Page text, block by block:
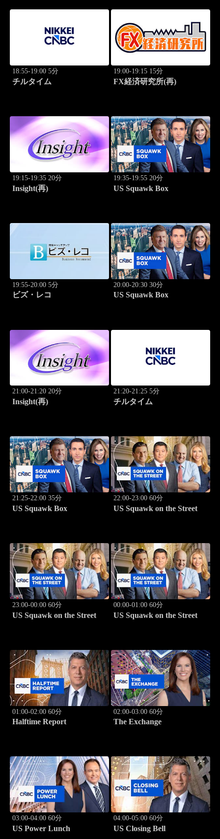
18:55-19:00 5分
チルタイム
19:00-19:15 15分
FX経済研究所(再)
19:15-19:35 20分
Insight(再)
19:35-19:55 20分
US Squawk Box
19:55-20:00 5分
ビズ・レコ
20:00-20:30 30分
US Squawk Box
21:00-21:20 20分
Insight(再)
21:20-21:25 5分
チルタイム
21:25-22:00 35分
US Squawk Box
22:00-23:00 60分
US Squawk on the Street
23:00-00:00 60分
US Squawk on the Street
00:00-01:00 60分
US Squawk on the Street
01:00-02:00 60分
Halftime Report
02:00-03:00 60分
The Exchange
03:00-04:00 60分
US Power Lunch
04:00-05:00 60分
US Closing Bell